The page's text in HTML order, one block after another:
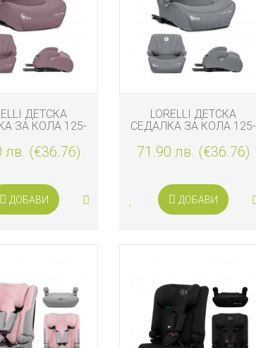
ДЕТСКА
ЗА КОЛА 125-
PINK
лв. (€36.76)
ДОБАВИ
LORELLI ДЕТСКА
СЕДАЛКА ЗА КОЛА 125-
GREY
71.90 лв. (€36.76)
ДОБАВИ